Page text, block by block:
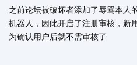
之前论坛被破坏者添加了辱骂本人
机器人，因此开启了注册审核，新
为确认用户后就不需审核了